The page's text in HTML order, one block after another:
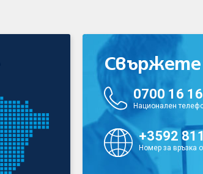
Свържете
0700 16
Национален
+3592
Номер за връзка